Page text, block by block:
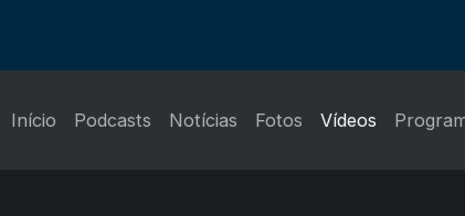
Início Podcasts Notícias Fotos Vídeos